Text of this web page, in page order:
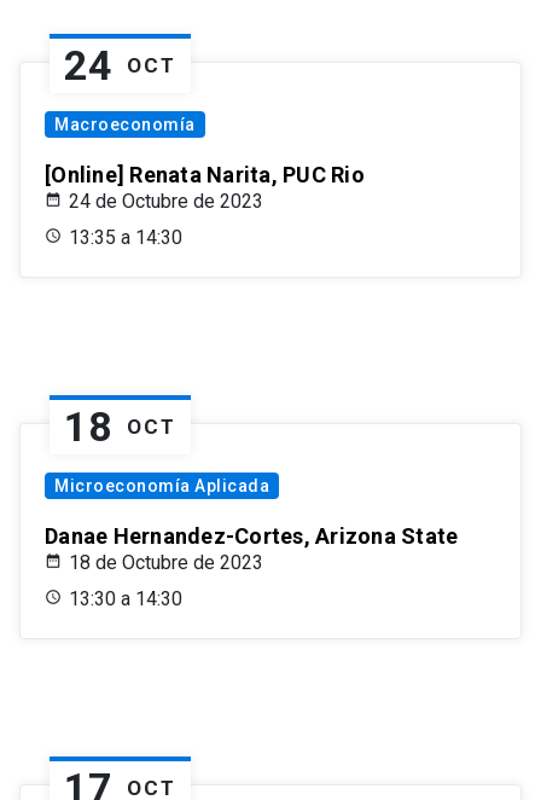
24 OCT
Macroeconomía
[Online] Renata Narita, PUC Rio
24 de Octubre de 2023
13:35 a 14:30
18 OCT
Microeconomía Aplicada
Danae Hernandez-Cortes, Arizona State
18 de Octubre de 2023
13:30 a 14:30
17 OCT